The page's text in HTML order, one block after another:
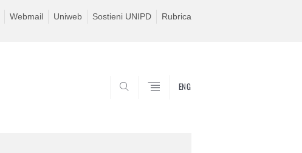
Webmail Uniweb Sostieni UNIPD Rubrica
ENG